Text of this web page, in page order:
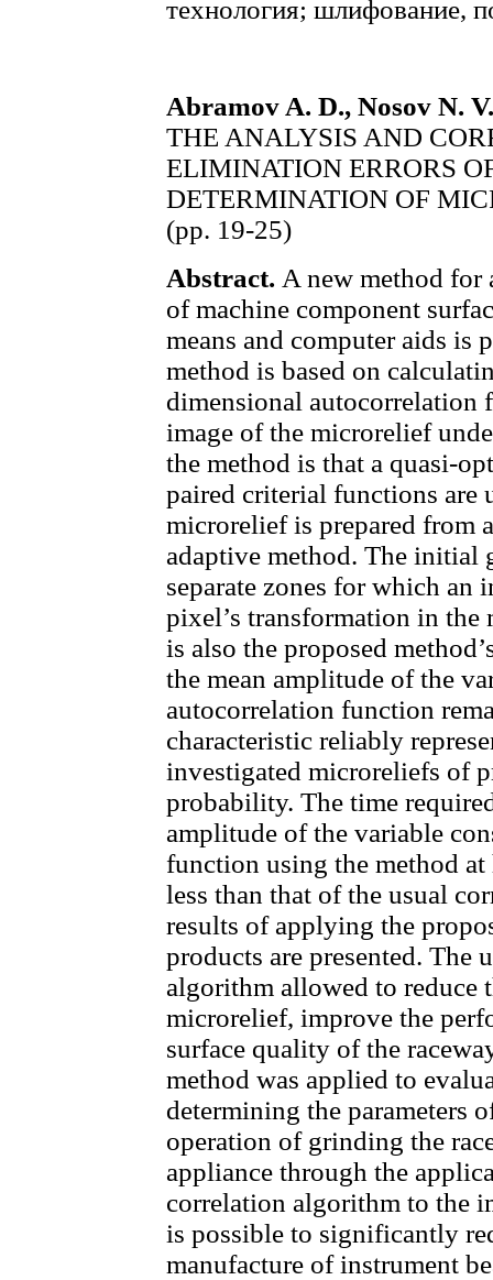
технология; шлифование,
Abramov A. D., Nosov N. V.
THE ANALYSIS AND
ELIMINATION ERRORS
DETERMINATION OF
(pp. 19-25)
Abstract. A new method for
of machine component
means and computer aids is
method is based on
dimensional
image of the microrelief
the method is that a quasi-
paired criterial functions are
microrelief is prepared from
adaptive method. The initial
separate zones for which
pixel’s transformation in the
is also the proposed
the mean amplitude of the
autocorrelation function
characteristic reliably
investigated microreliefs of
probability. The time
amplitude of the variable
function using the method
less than that of the usual
results of applying the
products are presented. The
algorithm allowed to reduce
microrelief, improve the
surface quality of the
method was applied to
determining the parameters
operation of grinding the
appliance through the
correlation algorithm to the
is possible to significantly
manufacture of instrument